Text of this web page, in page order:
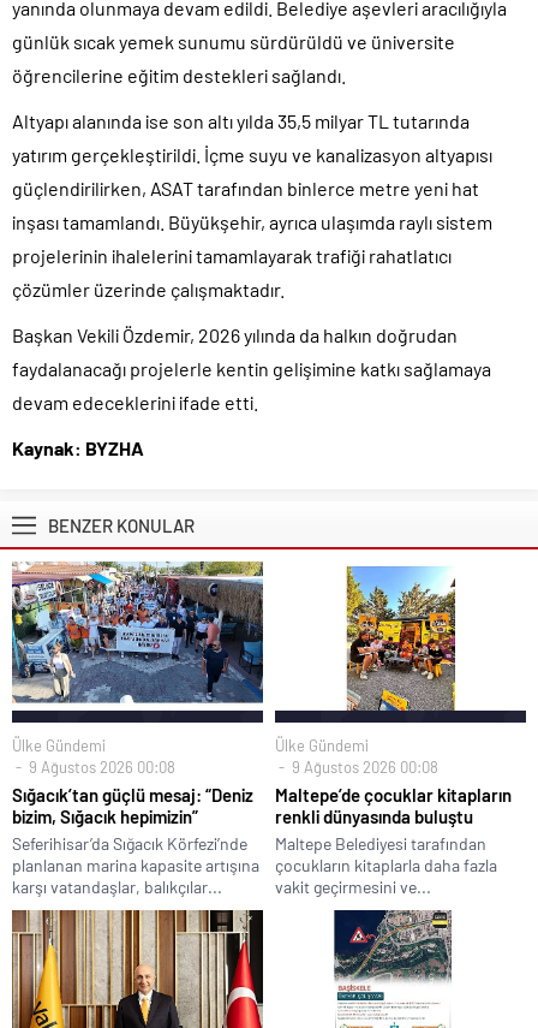
yanında olunmaya devam edildi. Belediye aşevleri aracılığıyla
günlük sıcak yemek sunumu sürdürüldü ve üniversite
öğrencilerine eğitim destekleri sağlandı.
Altyapı alanında ise son altı yılda 35,5 milyar TL tutarında
yatırım gerçekleştirildi. İçme suyu ve kanalizasyon altyapısı
güçlendirilirken, ASAT tarafından binlerce metre yeni hat
inşası tamamlandı. Büyükşehir, ayrıca ulaşımda raylı sistem
projelerinin ihalelerini tamamlayarak trafiği rahatlatıcı
çözümler üzerinde çalışmaktadır.
Başkan Vekili Özdemir, 2026 yılında da halkın doğrudan
faydalanacağı projelerle kentin gelişimine katkı sağlamaya
devam edeceklerini ifade etti.
Kaynak: BYZHA
BENZER KONULAR
Ülke Gündemi
9 Ağustos 2026 00:08
Sığacık’tan güçlü mesaj: “Deniz
bizim, Sığacık hepimizin”
Seferihisar’da Sığacık Körfezi’nde
planlanan marina kapasite artışına
karşı vatandaşlar, balıkçılar...
Ülke Gündemi
9 Ağustos 2026 00:08
Maltepe’de çocuklar kitapların
renkli dünyasında buluştu
Maltepe Belediyesi tarafından
çocukların kitaplarla daha fazla
vakit geçirmesini ve...